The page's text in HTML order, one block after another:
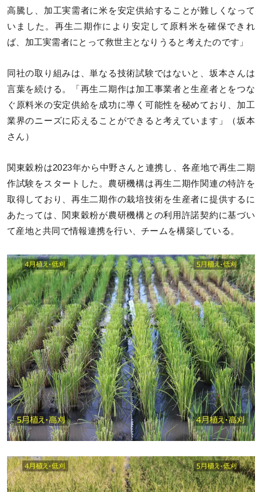
高騰し、加工実需者に米を安定供給することが難しくなって
いました。再生二期作により安定して原料米を確保できれ
ば、加工実需者にとって救世主となりうると考えたのです」
同社の取り組みは、単なる技術試験ではないと、坂本さんは
言葉を続ける。「再生二期作は加工事業者と生産者とをつな
ぐ原料米の安定供給を成功に導く可能性を秘めており、加工
業界のニーズに応えることができると考えています」（坂本
さん）
関東穀粉は2023年から中野さんと連携し、各産地で再生二期
作試験をスタートした。農研機構は再生二期作関連の特許を
取得しており、再生二期作の栽培技術を生産者に提供するに
あたっては、関東穀粉が農研機構との利用許諾契約に基づい
て産地と共同で情報連携を行い、チームを構築している。